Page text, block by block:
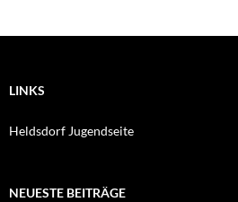
LINKS
Heldsdorf Jugendseite
NEUESTE BEITRÄGE